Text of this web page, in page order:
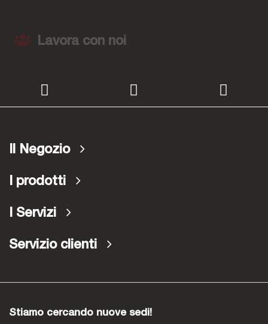
Lavora con noi
Il Negozio
I prodotti
I Servizi
Servizio clienti
Stiamo cercando nuove sedi!